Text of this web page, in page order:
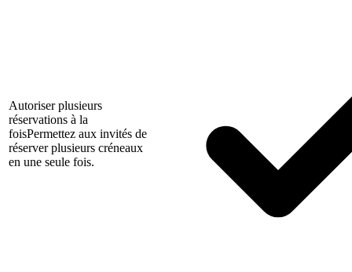
Autoriser plusieurs
réservations à la
foisPermettez aux invités de
réserver plusieurs créneaux
en une seule fois.